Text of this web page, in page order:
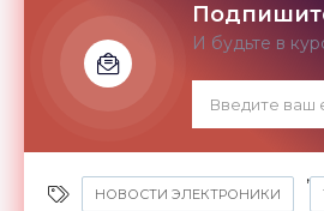
И будьте в
НОВОСТИ ЭЛЕКТРОНИКИ
,